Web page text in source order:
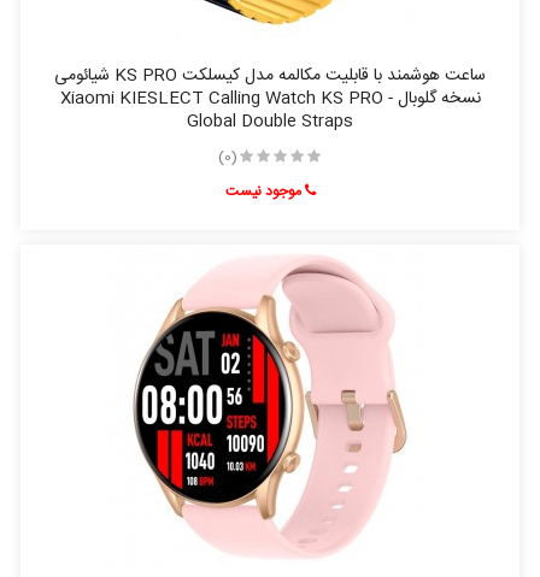
ساعت هوشمند با قابلیت مکالمه مدل کیسلکت KS PRO شیائومی
نسخه گلوبال - Xiaomi KIESLECT Calling Watch KS PRO
Global Double Straps
(0)
موجود نیست